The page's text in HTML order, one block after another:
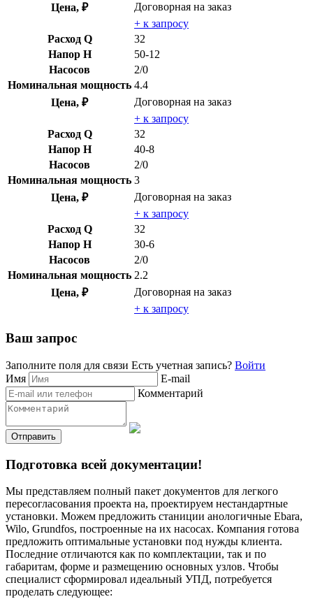
Цена, ₽
Договорная на заказ
+ к запросу
Расход Q
32
Напор H
50-12
Насосов
2/0
Номинальная мощность 4.4
Цена, ₽
Договорная на заказ
+ к запросу
Расход Q
32
Напор H
40-8
Насосов
2/0
Номинальная мощность 3
Цена, ₽
Договорная на заказ
+ к запросу
Расход Q
32
Напор H
30-6
Насосов
2/0
Номинальная мощность 2.2
Цена, ₽
Договорная на заказ
+ к запросу
Ваш запрос
Заполните поля для связи Есть учетная запись? Войти
Имя
E-mail
Комментарий
Подготовка всей документации!
Мы представляем полный пакет документов для легкого
пересогласования проекта на, проектируем нестандартные
установки. Можем предложить станиции анологичные Ebara,
Wilo, Grundfos, построенные на их насосах. Компания готова
предложить оптимальные установки под нужды клиента.
Последние отличаются как по комплектации, так и по
габаритам, форме и размещению основных узлов. Чтобы
специалист сформировал идеальный УПД, потребуется
проделать следующее: